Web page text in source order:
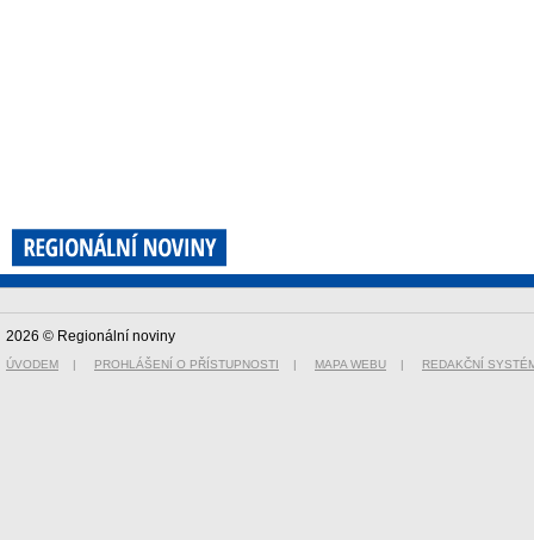
2026 © Regionální noviny
ÚVODEM | PROHLÁŠENÍ O PŘÍSTUPNOSTI | MAPA WEBU | REDAKČNÍ